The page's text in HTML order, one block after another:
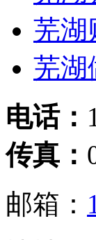
芜湖
芜湖
电话：
传真：
邮箱：